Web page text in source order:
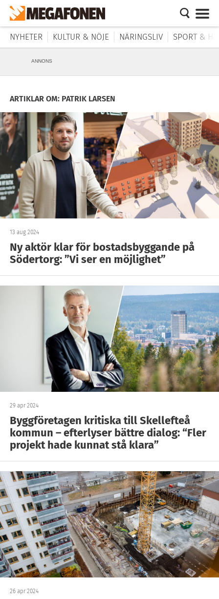
NYHETER KULTUR & NÖJE NÄRINGSLIV SPORT &
ANNONS
ARTIKLAR OM: PATRIK LARSEN
13 aug 2024
Ny aktör klar för bostadsbyggande på
Södertorg: ”Vi ser en möjlighet”
29 apr 2024
Byggföretagen kritiska till Skellefteå
kommun – efterlyser bättre dialog: “Fler
projekt hade kunnat stå klara”
26 apr 2024